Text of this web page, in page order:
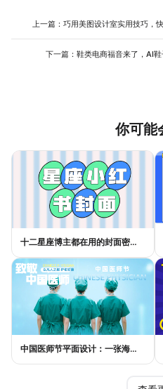
上一篇： 巧用美图设计室实用技巧，
下一篇： 鞋类电商福音来了，AI
你可能
十二星座博主都在用的封面密码，星座小红书封面标题这样写才吸睛
中国医师节平面设计：一张海报如何讲好白衣故事